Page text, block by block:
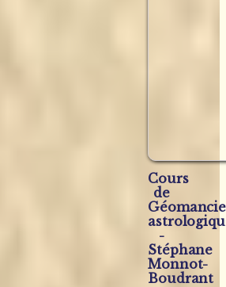
Cours
de
Géomancie
-
Stéphane
Monnot-
Boudrant